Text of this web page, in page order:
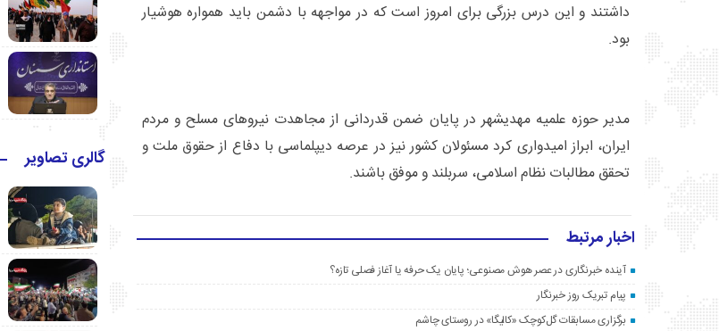
داشتند و این درس بزرگی برای امروز است که در مواجهه با دشمن باید همواره هوشیار
بود.
مدیر حوزه علمیه مهدیشهر در پایان ضمن قدردانی از مجاهدت نیروهای مسلح و مردم
ایران، ابراز امیدواری کرد مسئولان کشور نیز در عرصه دیپلماسی با دفاع از حقوق ملت و
تحقق مطالبات نظام اسلامی، سربلند و موفق باشند.
اخبار مرتبط
آینده خبرنگاری در عصر هوش مصنوعی؛ پایان یک حرفه یا آغاز فصلی تازه؟
پیام تبریک روز خبرنگار
برگزاری مسابقات گل‌کوچک «کالیگا» در روستای چاشم
گالری تصاویر